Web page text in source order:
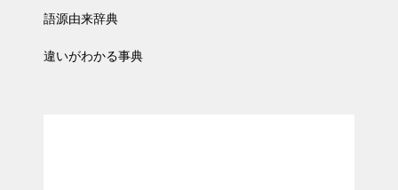
語源由来辞典
違いがわかる事典